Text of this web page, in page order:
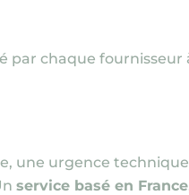
par chaque
une urgence technique
service basé en France